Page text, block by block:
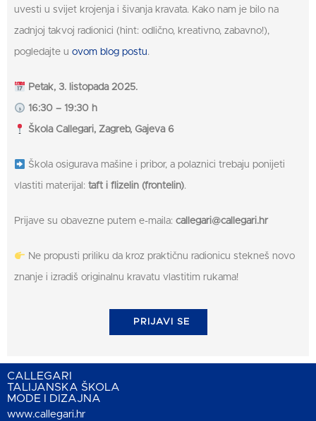
uvesti u svijet krojenja i šivanja kravata. Kako nam je bilo na
zadnjoj takvoj radionici (hint: odlično, kreativno, zabavno!),
pogledajte u ovom blog postu.
Petak, 3. listopada 2025.
16:30 – 19:30 h
Škola Callegari, Zagreb, Gajeva 6
Škola osigurava mašine i pribor, a polaznici trebaju ponijeti
vlastiti materijal: taft i flizelin (frontelin).
Prijave su obavezne putem e-maila: callegari@callegari.hr
Ne propusti priliku da kroz praktičnu radionicu stekneš novo
znanje i izradiš originalnu kravatu vlastitim rukama!
PRIJAVI SE
CALLEGARI
TALIJANSKA ŠKOLA
MODE I DIZAJNA
www.callegari.hr